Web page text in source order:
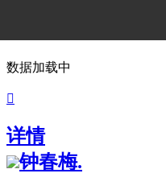
数据加载中

详情
钟春梅.